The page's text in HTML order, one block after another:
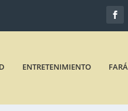
ENTRETENIMIENTO